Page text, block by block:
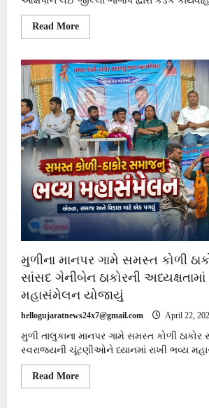
Read MoreRead
more
તા.પંચાયતના
પુર્વ
પ્રમુખ
કૃષ્ણસિંહ
રાણાને
પક્ષ
વિરોધી
પ્રવૃતિ
કરવા
બદલ
જીલ્લા
ભાજપ
દ્વારા
સસ્પેન્ડ
કરાયા
મુળીના માનપર ગામે સમસ્ત કોળી
સાંસદ ગેનીબેન ઠાકોરની
મહાસંમેલન યોજાયું
hellogujaratnews24x7@gmail.com April 22,
મુળી તાલુકાના માનપર ગામે સમસ્ત કોળી ઠાકોર
સ્વરાજ્યની ચૂંટણીઓને ધ્યાનમાં રાખી ભવ્ય
Read MoreRead